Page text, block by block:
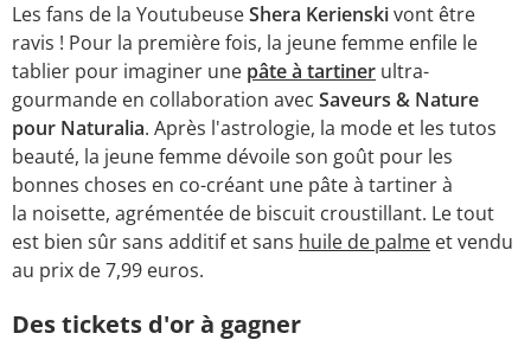
Les fans de la YoutubeuseShera Kerienskivont être
ravis ! Pour la première fois, la jeune femme enfile le
tablier pour imaginer une pâte à tartiner ultra-
gourmande en collaboration avec Saveurs & Nature
pour Naturalia. Après l'astrologie, la mode et les tutos
beauté, la jeune femme dévoile son goût pour les
bonnes choses en co-créant une pâte à tartiner à
la noisette, agrémentée de biscuit croustillant. Le tout
est bien sûr sans additif et sans huile de palme et vendu
au prix de 7,99 euros.
Des tickets d'or à gagner